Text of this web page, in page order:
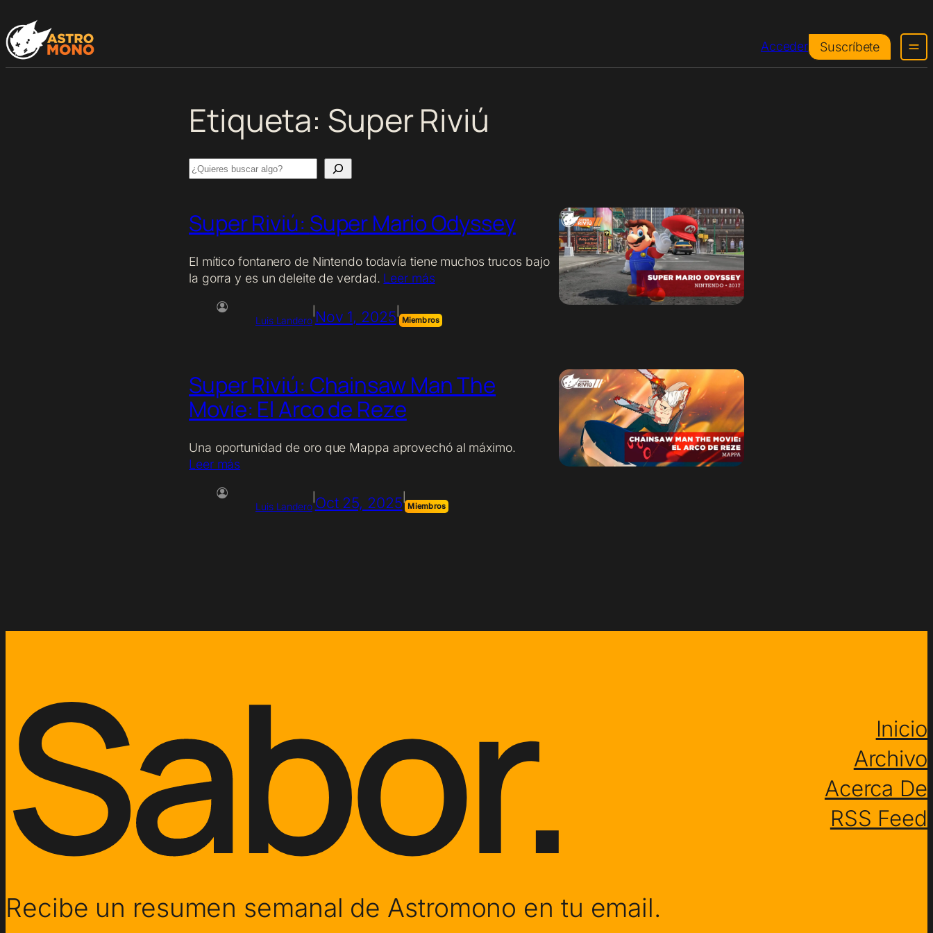
al
contenido
Acceder Suscríbete
Etiqueta: Super Riviú
Search
Super Riviú: Super Mario Odyssey
El mítico fontanero de Nintendo todavía tiene muchos trucos bajo
la gorra y es un deleite de verdad. Leer más
Luis Landero Nov 1, 2025 Miembros
Super Riviú: Chainsaw Man The
Movie: El Arco de Reze
Una oportunidad de oro que Mappa aprovechó al máximo.
Leer más
Luis Landero Oct 25, 2025 Miembros
Sabor.
Inicio
Archivo
Acerca De
RSS Feed
Recibe un resumen semanal de Astromono en tu email.